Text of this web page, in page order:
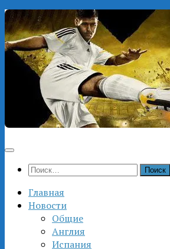
Перейти
к
содержимому
Найти:
Главная
Новости
Общие
Англия
Испания